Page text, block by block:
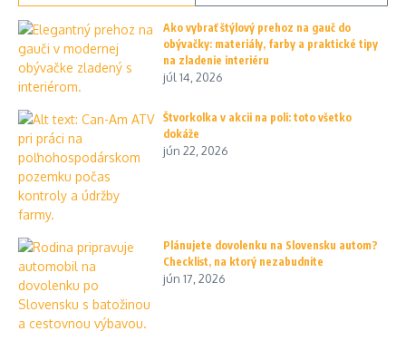
Ako vybrať štýlový prehoz na gauč do
obývačky: materiály, farby a praktické tipy
na zladenie interiéru
júl 14, 2026
Štvorkolka v akcii na poli: toto všetko
dokáže
jún 22, 2026
Plánujete dovolenku na Slovensku autom?
Checklist, na ktorý nezabudnite
jún 17, 2026